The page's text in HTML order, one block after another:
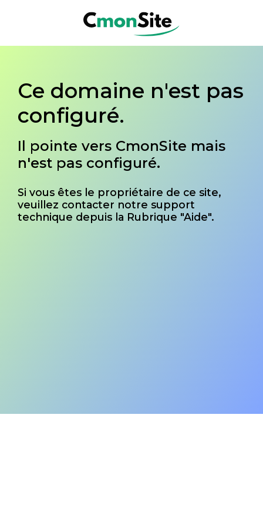
Ce domaine n'est pas
configuré.
Il pointe vers CmonSite mais
n'est pas configuré.
Si vous êtes le propriétaire de ce site,
veuillez contacter notre support
technique depuis la Rubrique "Aide".